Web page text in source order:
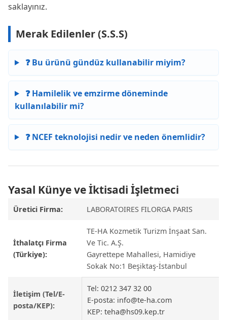
saklayınız.
Merak Edilenler (S.S.S)
❓ Bu ürünü gündüz kullanabilir miyim?
❓ Hamilelik ve emzirme döneminde
kullanılabilir mi?
❓ NCEF teknolojisi nedir ve neden önemlidir?
Yasal Künye ve İktisadi İşletmeci
Üretici Firma: LABORATOIRES FILORGA PARIS
İthalatçı Firma
(Türkiye):
TE-HA Kozmetik Turizm İnşaat San.
Ve Tic. A.Ş.
Gayrettepe Mahallesi, Hamidiye
Sokak No:1 Beşiktaş-İstanbul
İletişim (Tel/E-
posta/KEP):
Tel: 0212 347 32 00
E-posta: info@te-ha.com
KEP: teha@hs09.kep.tr